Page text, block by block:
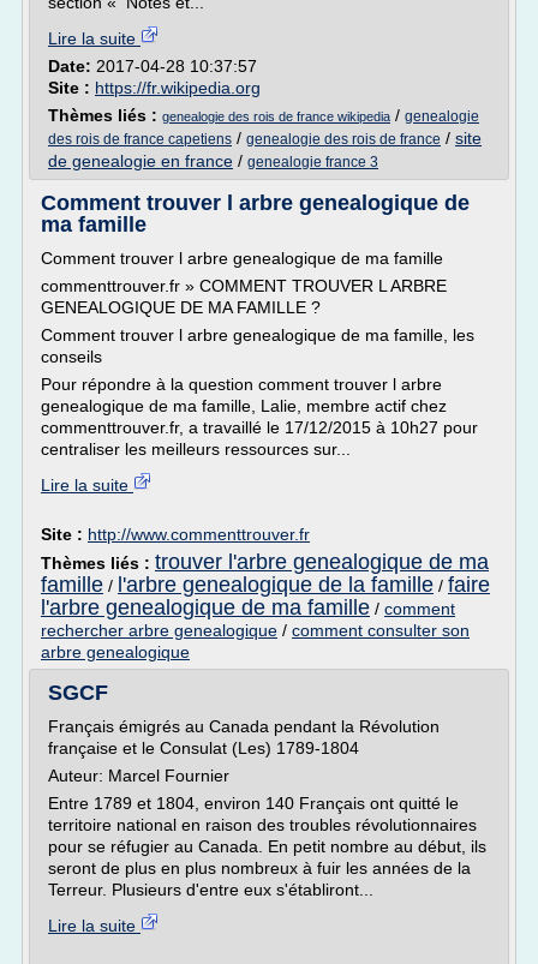
Lire la suite
Date: 2017-04-28 10:37:57
Site : https://fr.wikipedia.org
Thèmes liés : genealogie des rois de france wikipedia / genealogie
des rois de france capetiens / genealogie des rois de france / site
de genealogie en france / genealogie france 3
Comment trouver l arbre genealogique de
ma famille
Comment trouver l arbre genealogique de ma famille
commenttrouver.fr » COMMENT TROUVER L ARBRE
GENEALOGIQUE DE MA FAMILLE ?
Comment trouver l arbre genealogique de ma famille, les
conseils
Pour répondre à la question comment trouver l arbre
genealogique de ma famille, Lalie, membre actif chez
commenttrouver.fr, a travaillé le 17/12/2015 à 10h27 pour
centraliser les meilleurs ressources sur...
Lire la suite
Site : http://www.commenttrouver.fr
Thèmes liés : trouver l'arbre genealogique de ma
famille / l'arbre genealogique de la famille / faire
l'arbre genealogique de ma famille / comment
rechercher arbre genealogique / comment consulter son
arbre genealogique
SGCF
Français émigrés au Canada pendant la Révolution
française et le Consulat (Les) 1789-1804
Auteur: Marcel Fournier
Entre 1789 et 1804, environ 140 Français ont quitté le
territoire national en raison des troubles révolutionnaires
pour se réfugier au Canada. En petit nombre au début, ils
seront de plus en plus nombreux à fuir les années de la
Terreur. Plusieurs d'entre eux s'établiront...
Lire la suite